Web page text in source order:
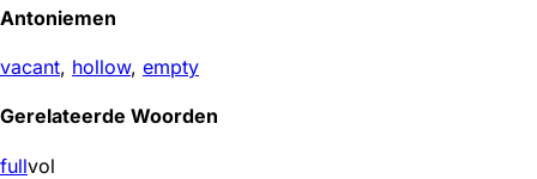
Antoniemen
vacant, hollow, empty
Gerelateerde Woorden
fullvol